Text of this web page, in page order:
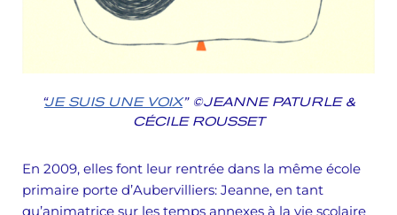
“JE SUIS UNE VOIX” ©JEANNE PATURLE &
CÉCILE ROUSSET
En 2009, elles font leur rentrée dans la même école
primaire porte d’Aubervilliers: Jeanne, en tant
qu’animatrice sur les temps annexes à la vie scolaire